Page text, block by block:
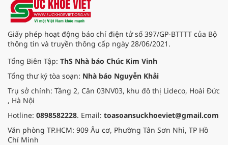
Giấy phép hoạt động báo chí điện tử số 397/GP-BTTTT của Bộ
thông tin và truyền thông cấp ngày 28/06/2021.
Tổng Biên Tập: ThS Nhà báo Chúc Kim Vinh
Tổng thư ký tòa soạn: Nhà báo Nguyễn Khải
Trụ sở chính: Tầng 2, Căn 03NV03, khu đô thị Lideco, Hoài Đức
, Hà Nội
Hotline: 0898582228. Email: toasoansuckhoeviet@gmail.com
Văn phòng TP.HCM: 909 Âu cơ, Phường Tân Sơn Nhì, TP Hồ
Chí Minh